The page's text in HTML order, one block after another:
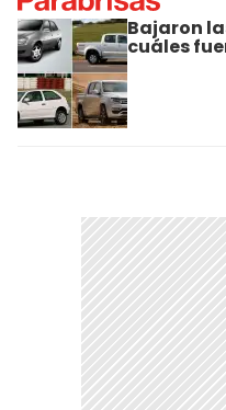
Bajaron
cuáles